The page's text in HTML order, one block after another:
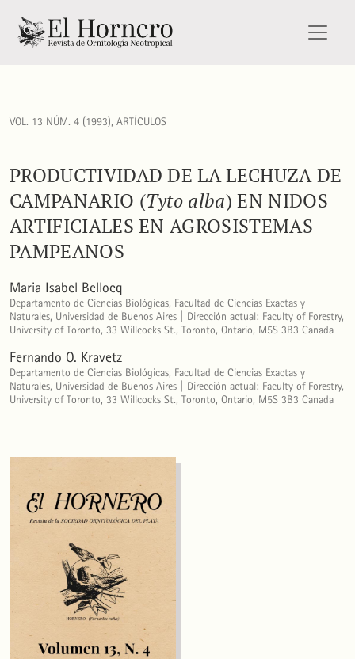
Productividad de la Lechuza de Campanario (<i>Tyto
VOL. 13 NÚM. 4 (1993), ARTÍCULOS
PRODUCTIVIDAD DE LA LECHUZA DE
CAMPANARIO (Tyto alba) EN NIDOS
ARTIFICIALES EN AGROSISTEMAS
PAMPEANOS
Maria Isabel Bellocq
Departamento de Ciencias Biológicas, Facultad de Ciencias Exactas y
Naturales, Universidad de Buenos Aires | Dirección actual: Faculty of Forestry,
University of Toronto, 33 Willcocks St., Toronto, Ontario, M5S 3B3 Canada
Fernando O. Kravetz
Departamento de Ciencias Biológicas, Facultad de Ciencias Exactas y
Naturales, Universidad de Buenos Aires | Dirección actual: Faculty of Forestry,
University of Toronto, 33 Willcocks St., Toronto, Ontario, M5S 3B3 Canada